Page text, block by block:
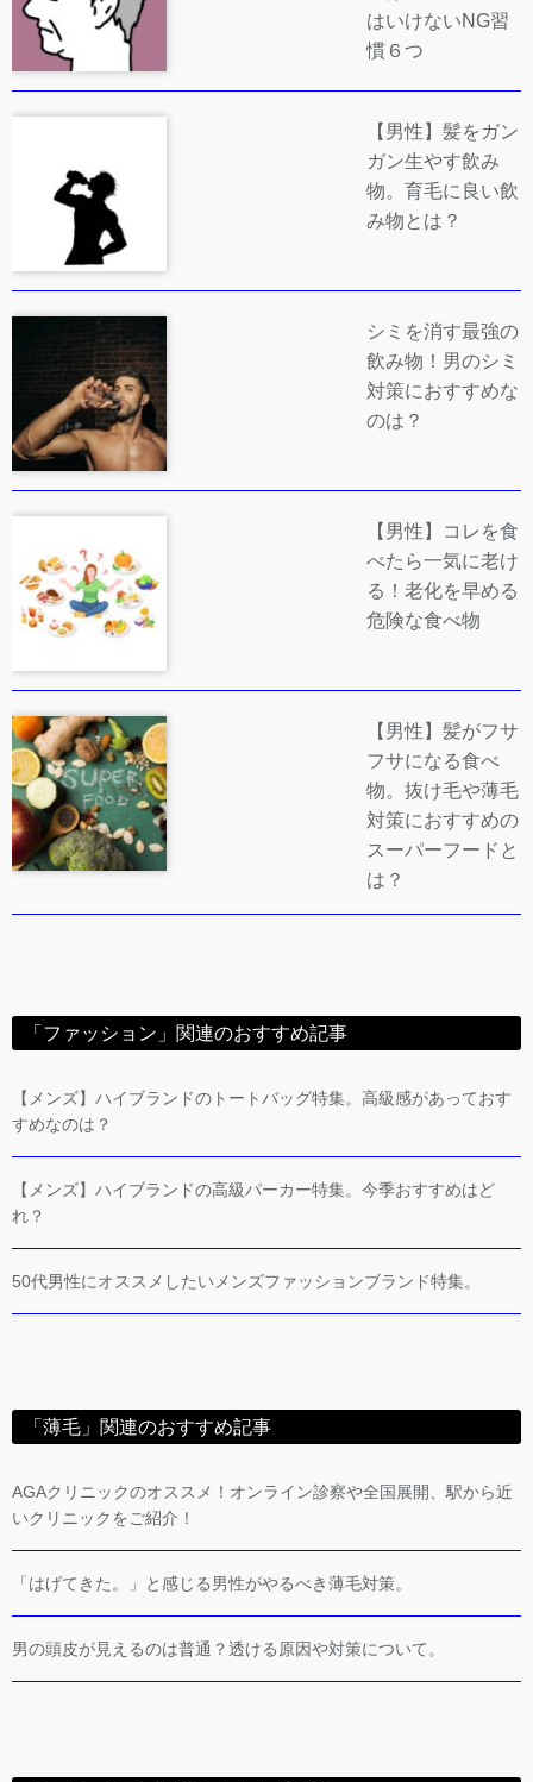
はいけないNG習
慣６つ
【男性】髪をガン
ガン生やす飲み
物。育毛に良い飲
み物とは？
シミを消す最強の
飲み物！男のシミ
対策におすすめな
のは？
【男性】コレを食
べたら一気に老け
る！老化を早める
危険な食べ物
【男性】髪がフサ
フサになる食べ
物。抜け毛や薄毛
対策におすすめの
スーパーフードと
は？
「ファッション」関連のおすすめ記事
【メンズ】ハイブランドのトートバッグ特集。高級感があっておす
すめなのは？
【メンズ】ハイブランドの高級パーカー特集。今季おすすめはど
れ？
50代男性にオススメしたいメンズファッションブランド特集。
「薄毛」関連のおすすめ記事
AGAクリニックのオススメ！オンライン診察や全国展開、駅から近
いクリニックをご紹介！
「はげてきた。」と感じる男性がやるべき薄毛対策。
男の頭皮が見えるのは普通？透ける原因や対策について。